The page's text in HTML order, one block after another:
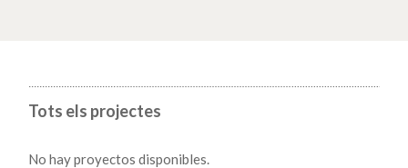
Tots els projectes
No hay proyectos disponibles.